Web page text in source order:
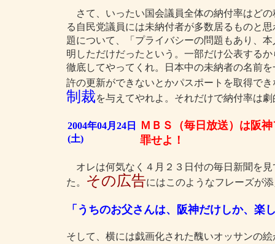
さて、いったい国会議員全体の納付率はど
る自民党議員には未納付者が多数居るものと
題について、「プライバシーの問題もあり、
明しただけだったという。一部だけ公表する
徹底してやってくれ。日本中の未納者の名前
許の更新ができないとかパスポートを取得で
制裁を与えてやれよ。それだけで納付率は
2004年04月24日
(土)
ＭＢＳ（毎日放送）は阪
罪せよ！
オレは何気なく４月２３日付の毎日新聞を
た。
その広告にはこのようなフレーズが
「うちのお父さんは、阪神だけしか、楽
そして、横には戯画化された醜いオッサンの